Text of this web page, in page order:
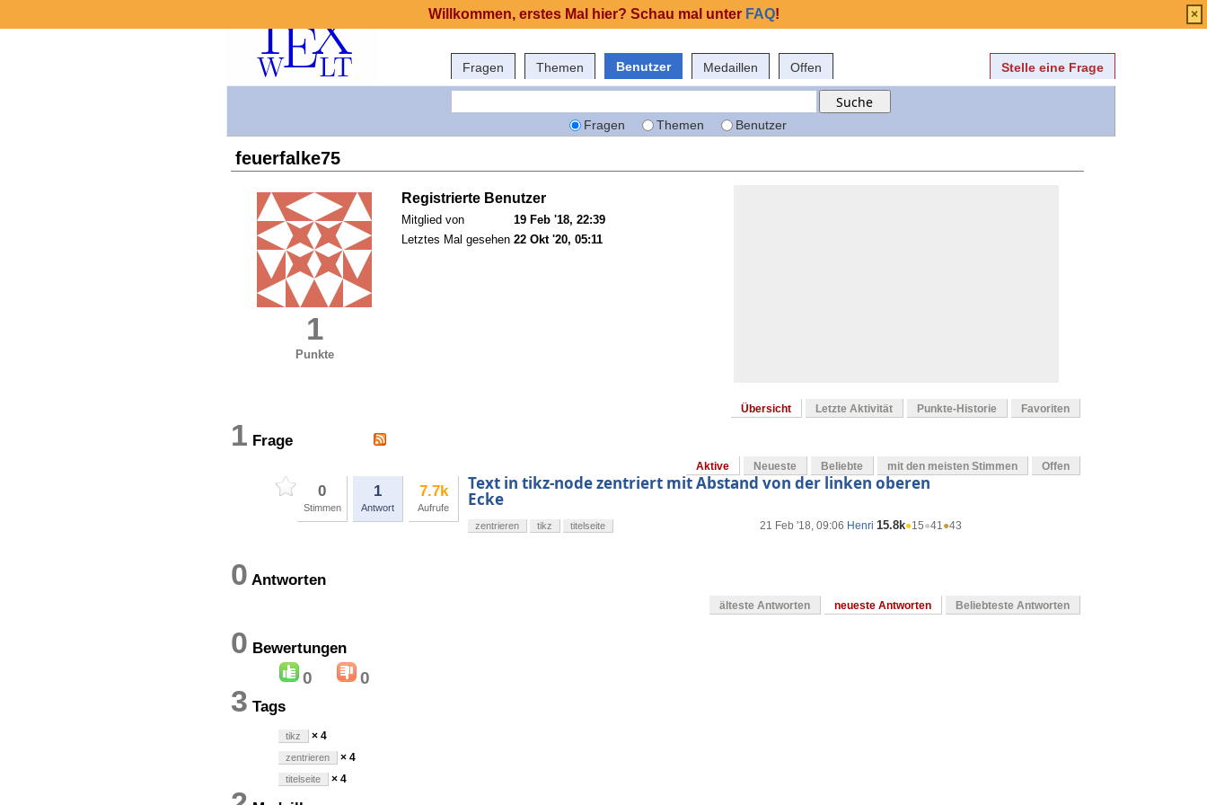
Fragen Themen Benutzer Medaillen Offen Stelle eine Frage
Fragen Themen Benutzer
feuerfalke75
1
Punkte
Registrierte Benutzer
Mitglied von
19 Feb '18, 22:39
Letztes Mal gesehen 22 Okt '20, 05:11
Übersicht Letzte Aktivität Punkte-Historie Favoriten
1 Frage
Aktive Neueste Beliebte mit den meisten Stimmen Offen
0
Stimmen
1
Antwort
7.7k
Aufrufe
Text in tikz-node zentriert mit Abstand von der linken oberen
Ecke
21 Feb '18, 09:06 Henri 15.8k●15●41●43
zentrieren tikz titelseite
0 Antworten
älteste Antworten neueste Antworten Beliebteste Antworten
0 Bewertungen
0 0
3 Tags
tikz × 4
zentrieren × 4
titelseite × 4
Willkommen, erstes Mal hier? Schau mal unter FAQ! ×